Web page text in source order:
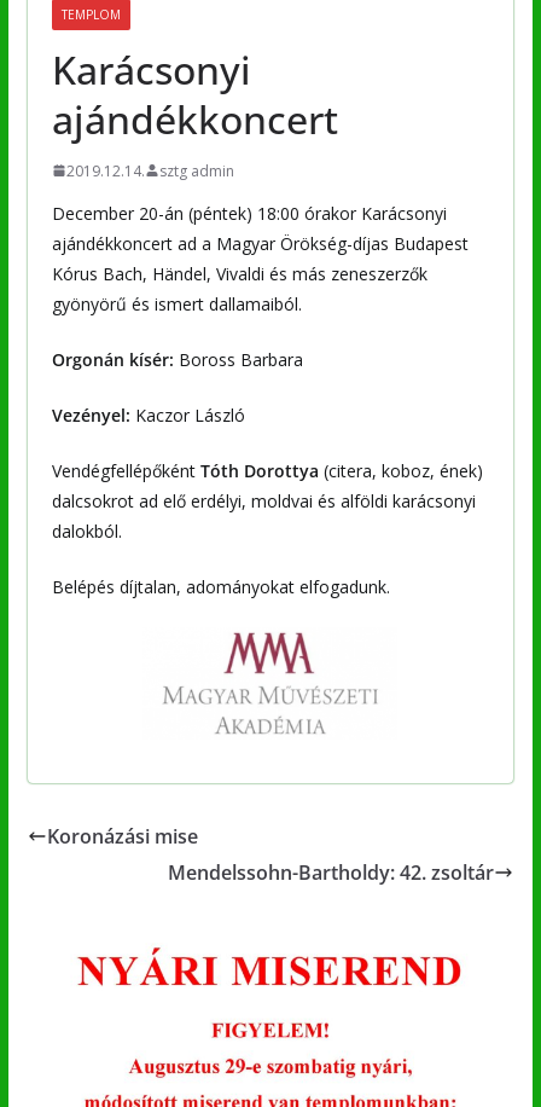
TEMPLOM
Karácsonyi
ajándékkoncert
2019.12.14. sztg admin
December 20-án (péntek) 18:00 órakor Karácsonyi
ajándékkoncert ad a Magyar Örökség-díjas Budapest
Kórus Bach, Händel, Vivaldi és más zeneszerzők
gyönyörű és ismert dallamaiból.
Orgonán kísér: Boross Barbara
Vezényel: Kaczor László
Vendégfellépőként Tóth Dorottya (citera, koboz, ének)
dalcsokrot ad elő erdélyi, moldvai és alföldi karácsonyi
dalokból.
Belépés díjtalan, adományokat elfogadunk.
Koronázási mise
Mendelssohn-Bartholdy: 42. zsoltár